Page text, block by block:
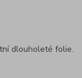
dlouholeté folie.